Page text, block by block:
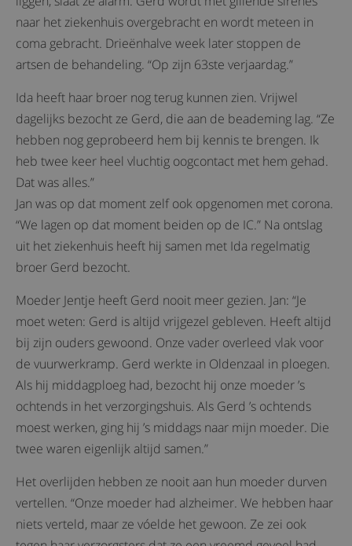
naar het ziekenhuis overgebracht en wordt meteen in
coma gebracht. Drieënhalve week later stoppen de
artsen de behandeling. “Op zijn 63ste verjaardag.”
Ida heeft haar broer nog terug kunnen zien. Vrijwel
dagelijks bezocht ze Gerd, die aan de beademing lag. “Ze
hebben nog geprobeerd hem bij kennis te brengen. Ik
heb twee keer heel vluchtig oogcontact met hem gehad.
Dat was alles.”
Jan was op dat moment zelf ook opgenomen met corona.
“We lagen op dat moment beiden op de IC.” Na ontslag
uit het ziekenhuis heeft hij samen met Ida regelmatig
broer Gerd bezocht.
Moeder Jentje heeft Gerd nooit meer gezien. Jan: “Je
moet weten: Gerd is altijd vrijgezel gebleven. Heeft altijd
bij zijn ouders gewoond. Onze vader overleed vlak voor
de vuurwerkramp. Gerd werkte in Oldenzaal in ploegen.
Als hij middagploeg had, bezocht hij onze moeder ’s
ochtends in het verzorgingshuis. Als Gerd ’s ochtends
moest werken, ging hij ’s middags naar mijn moeder. Die
twee waren eigenlijk altijd samen.”
Het overlijden hebben ze nooit aan hun moeder durven
vertellen. “Onze moeder had alzheimer. We hebben haar
niets verteld, maar ze vóelde het gewoon. Ze zei ook